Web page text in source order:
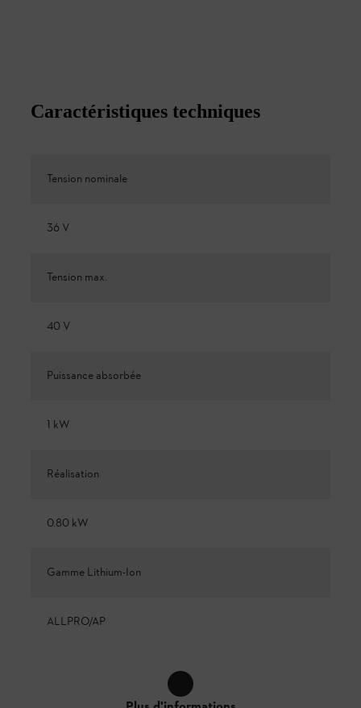
Caractéristiques techniques
Tension nominale
36 V
Tension max.
40 V
Puissance absorbée
1 kW
Réalisation
0.80 kW
Gamme Lithium-Ion
ALLPRO/AP